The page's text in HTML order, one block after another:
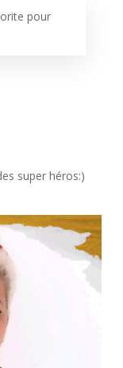
pour
super héros:)